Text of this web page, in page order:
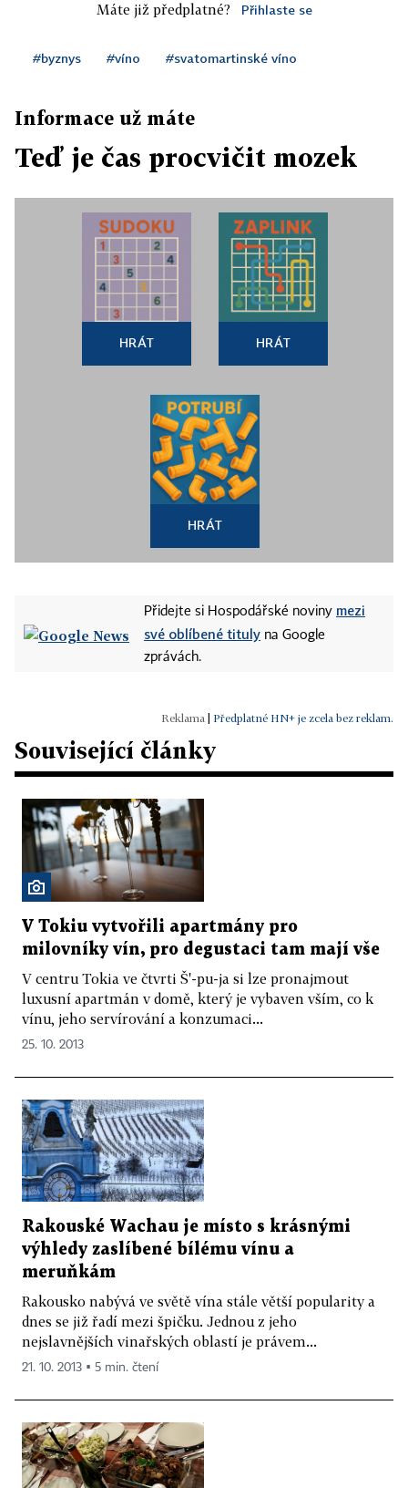
Máte již předplatné? Přihlaste se
#byznys #víno #svatomartinské víno
Informace už máte
Teď je čas procvičit mozek
HRÁT HRÁT
HRÁT
Přidejte si Hospodářské noviny mezi
své oblíbené tituly na Google
zprávách.
Předplatné HN+ je zcela bez reklam.
Související články
V Tokiu vytvořili apartmány pro
milovníky vín, pro degustaci tam mají vše
V centru Tokia ve čtvrti Š'-pu-ja si lze pronajmout
luxusní apartmán v domě, který je vybaven vším, co k
vínu, jeho servírování a konzumaci...
25. 10. 2013
Rakouské Wachau je místo s krásnými
výhledy zaslíbené bílému vínu a
meruňkám
Rakousko nabývá ve světě vína stále větší popularity a
dnes se již řadí mezi špičku. Jednou z jeho
nejslavnějších vinařských oblastí je právem...
21. 10. 2013 ▪ 5 min. čtení